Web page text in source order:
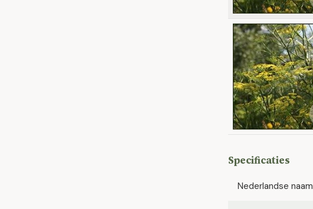
Specificaties
Nederlandse naam